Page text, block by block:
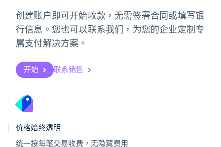
创建账户即可开始收款，无需签署合同或填写银
行信息。您也可以联系我们，为您的企业定制专
属支付解决方案。
开始 联系销售
价格始终透明
统一按每笔交易收费，无隐藏费用
SvenskaEnglish
瑞士
DeutschFrançais ItalianoEnglish
塞浦路斯
斯洛伐克
English
English
泰国
ไทย
希腊
English